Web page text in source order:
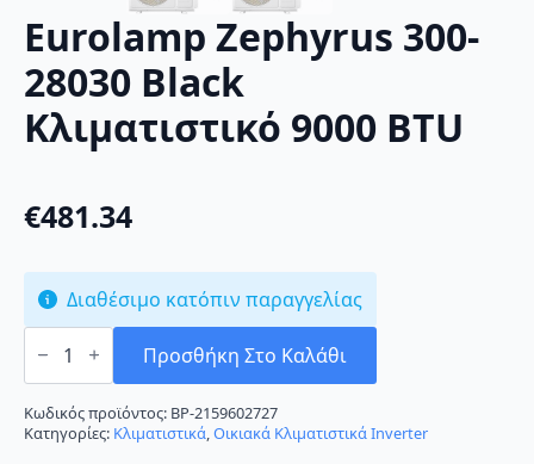
Eurolamp Zephyrus 300-
28030 Black
Κλιματιστικό 9000 BTU
€481.34
Διαθέσιμο κατόπιν παραγγελίας
Eurolamp
Zephyrus
28030
Black
Κλιματιστικό
9000
Προσθήκη Στο Καλάθι
Κωδικός προϊόντος: BP-2159602727
Κατηγορίες: Κλιματιστικά Οικιακά Κλιματιστικά Inverter